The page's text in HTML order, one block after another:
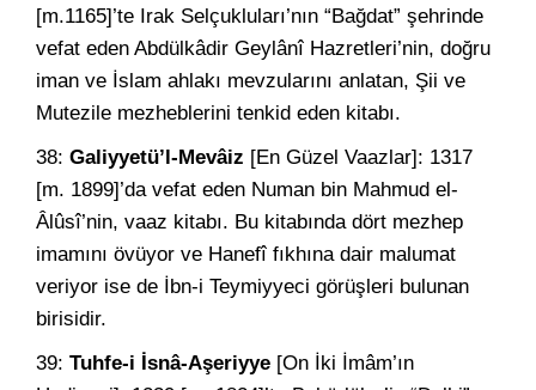
[m.1165]’te Irak Selçukluları’nın “Bağdat” şehrinde
vefat eden Abdülkâdir Geylânî Hazretleri’nin, doğru
iman ve İslam ahlakı mevzularını anlatan, Şii ve
Mutezile mezheblerini tenkid eden kitabı.
38: Galiyyetü’l-Mevâiz [En Güzel Vaazlar]: 1317
[m. 1899]’da vefat eden Numan bin Mahmud el-
Âlûsî’nin, vaaz kitabı. Bu kitabında dört mezhep
imamını övüyor ve Hanefî fıkhına dair malumat
veriyor ise de İbn-i Teymiyyeci görüşleri bulunan
birisidir.
39: Tuhfe-i İsnâ-Aşeriyye [On İki İmâm’ın